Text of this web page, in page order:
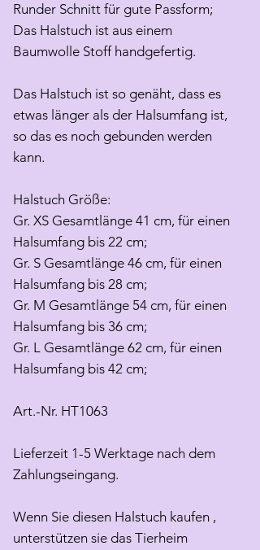
Runder Schnitt für gute Passform;
Das Halstuch ist aus einem
Baumwolle Stoff handgefertig.
Das Halstuch ist so genäht, dass es
etwas länger als der Halsumfang ist,
so das es noch gebunden werden
kann.
Halstuch Größe:
Gr. XS Gesamtlänge 41 cm, für einen
Halsumfang bis 22 cm;
Gr. S Gesamtlänge 46 cm, für einen
Halsumfang bis 28 cm;
Gr. M Gesamtlänge 54 cm, für einen
Halsumfang bis 36 cm;
Gr. L Gesamtlänge 62 cm, für einen
Halsumfang bis 42 cm;
Art.-Nr. HT1063
Lieferzeit 1-5 Werktage nach dem
Zahlungseingang.
Wenn Sie diesen Halstuch kaufen ,
unterstützen sie das Tierheim